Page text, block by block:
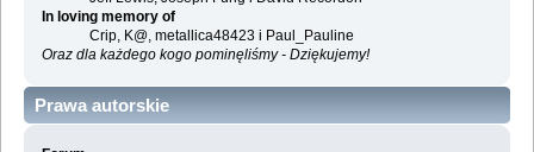
In loving memory of
Crip, K@, metallica48423 i Paul_Pauline
Oraz dla każdego kogo pominęliśmy - Dziękujemy!
Prawa autorskie